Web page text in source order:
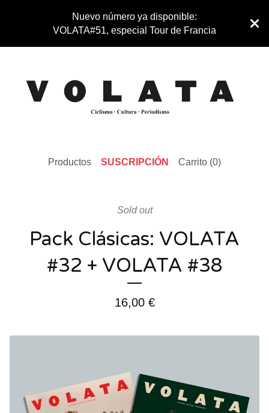
Nuevo número ya disponible:
VOLATA#51, especial Tour de Francia
Productos SUSCRIPCIÓN Carrito (0)
Sold out
Pack Clásicas: VOLATA
#32 + VOLATA #38
16,00 €